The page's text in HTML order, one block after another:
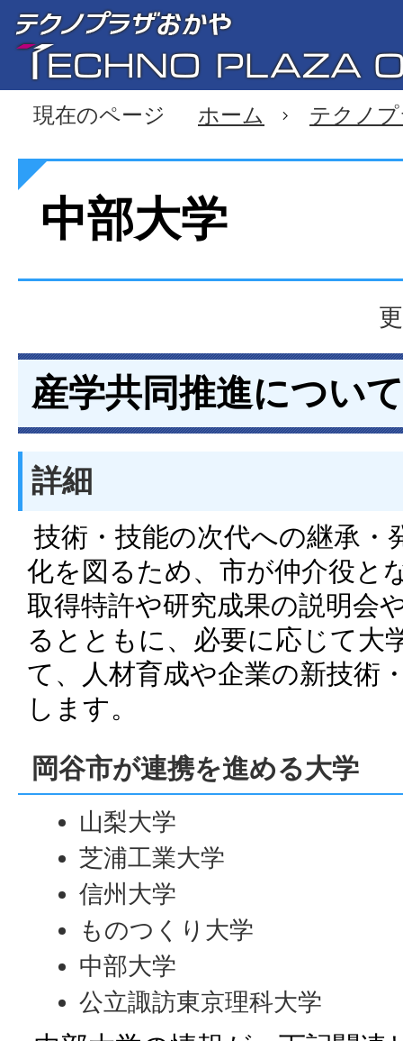
現在のページ ホーム テクノ
中部大学
産学共同推進について
詳細
技術・技能の次代への継承・
化を図るため、市が仲介役と
取得特許や研究成果の説明会
るとともに、必要に応じて大
て、人材育成や企業の新技術
します。
岡谷市が連携を進める大学
山梨大学
芝浦工業大学
信州大学
ものつくり大学
中部大学
公立諏訪東京理科大学